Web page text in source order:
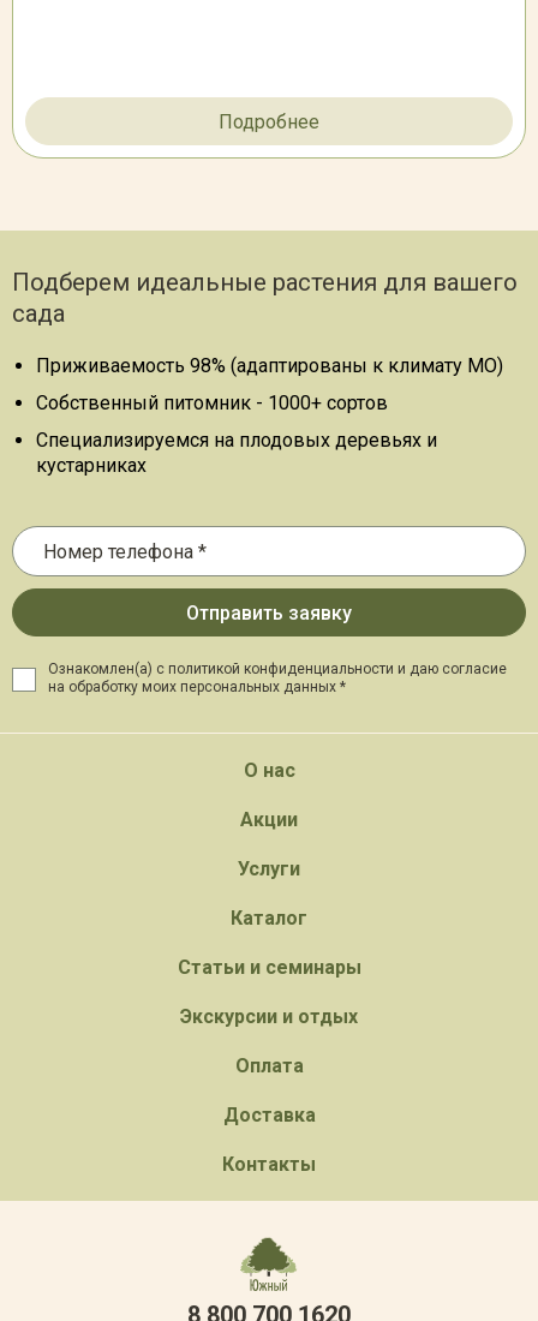
Подробнее
Подберем идеальные растения для вашего
сада
Приживаемость 98% (адаптированы к климату МО)
Собственный питомник - 1000+ сортов
Специализируемся на плодовых деревьях и
кустарниках
Ознакомлен(а) с политикой конфиденциальности и даю согласие
на обработку моих персональных данных *
О нас
Акции
Услуги
Каталог
Статьи и семинары
Экскурсии и отдых
Оплата
Доставка
Контакты
8 800 700 1620